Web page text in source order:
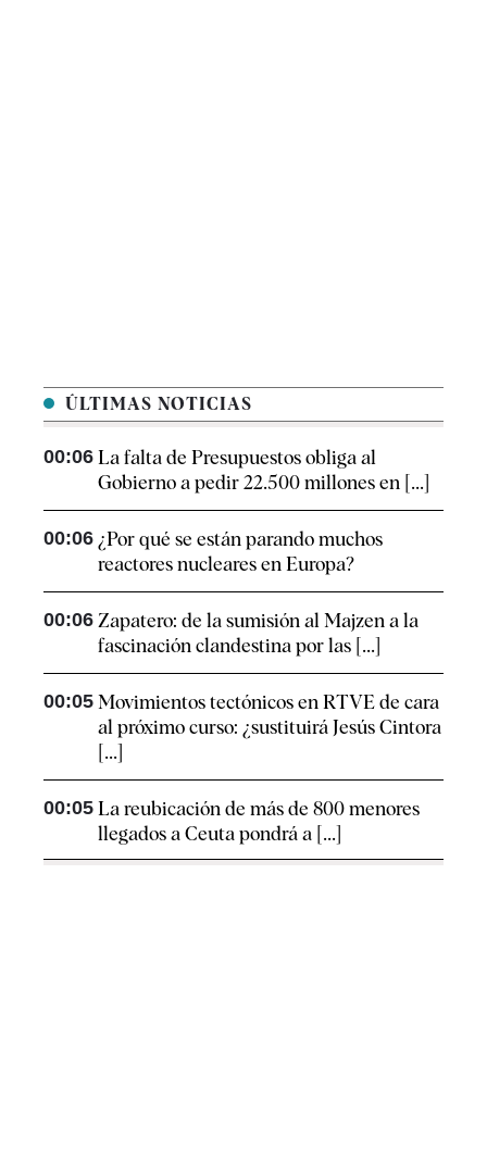
ÚLTIMAS NOTICIAS
00:06 La falta de Presupuestos obliga al
Gobierno a pedir 22.500 millones en [...]
00:06 ¿Por qué se están parando muchos
reactores nucleares en Europa?
00:06 Zapatero: de la sumisión al Majzen a la
fascinación clandestina por las [...]
00:05 Movimientos tectónicos en RTVE de cara
al próximo curso: ¿sustituirá Jesús Cintora
[...]
00:05 La reubicación de más de 800 menores
llegados a Ceuta pondrá a [...]